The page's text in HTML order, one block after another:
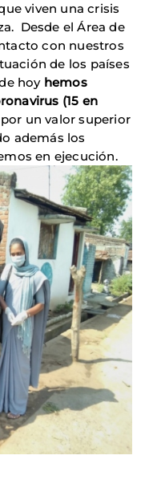
viven una crisis
Desde el Área de
con nuestros
de los países
hoy hemos
(15 en
por un valor superior
además los
en ejecución.